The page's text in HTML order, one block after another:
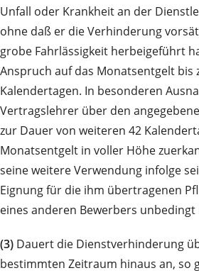
Unfall oder Krankheit an der
ohne daß er die Verhinderung
grobe Fahrlässigkeit herbeigeführt
Anspruch auf das Monatsentgelt bis
Kalendertagen. In besonderen
Vertragslehrer über den
zur Dauer von weiteren 42
Monatsentgelt in voller Höhe
seine weitere Verwendung infolge
Eignung für die ihm übertragenen
eines anderen Bewerbers unbedingt
(3) Dauert die Dienstverhinderung
bestimmten Zeitraum hinaus an, so